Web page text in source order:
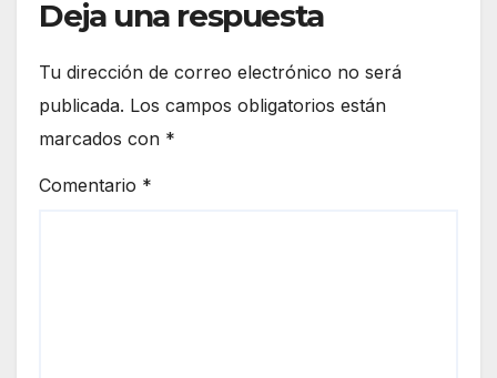
Deja una respuesta
Tu dirección de correo electrónico no será
publicada. Los campos obligatorios están
marcados con *
Comentario *